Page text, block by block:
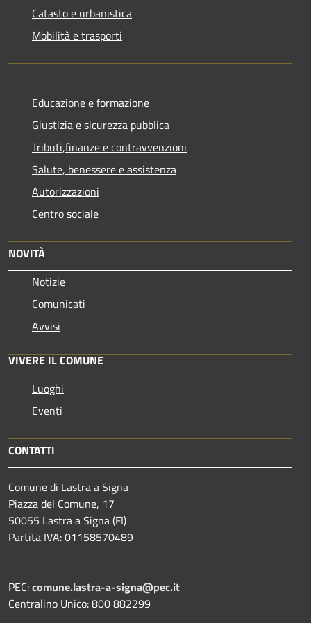
Catasto e urbanistica
Mobilità e trasporti
Educazione e formazione
Giustizia e sicurezza pubblica
Tributi,finanze e contravvenzioni
Salute, benessere e assistenza
Autorizzazioni
Centro sociale
NOVITÀ
Notizie
Comunicati
Avvisi
VIVERE IL COMUNE
Luoghi
Eventi
CONTATTI
Comune di Lastra a Signa
Piazza del Comune, 17
50055 Lastra a Signa (FI)
Partita IVA: 01158570489
PEC:comune.lastra-a-signa@pec.it
Centralino Unico: 800 882299